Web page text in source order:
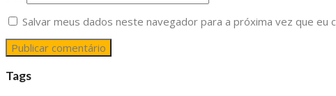
Salvar meus dados neste navegador para a próxima vez que eu
Tags